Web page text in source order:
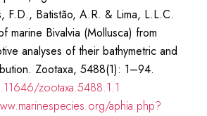
F.D., Batistão, A.R. & Lima, L.L.C.
marine Bivalvia (Mollusca) from
analyses of their bathymetric and
Zootaxa, 5488(1): 1–94.
zootaxa.5488.1.1
aphia.php?